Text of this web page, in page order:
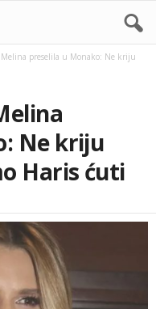
Melina preselila u Monako: Ne kriju
Ne kriju
Haris ćuti